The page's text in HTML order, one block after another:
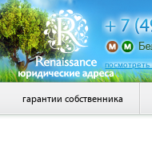
посмотреть
гарантии собственника